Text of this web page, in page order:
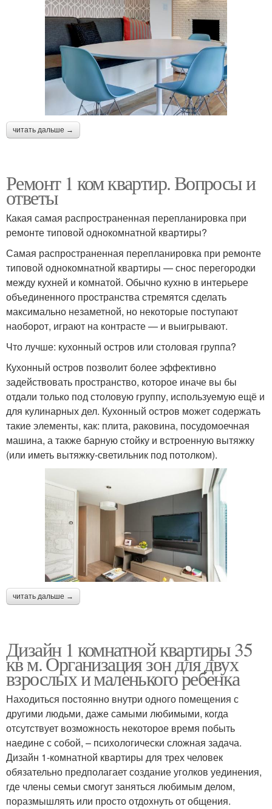
читать дальше →
Ремонт 1 ком квартир. Вопросы и
ответы
Какая самая распространенная перепланировка при
ремонте типовой однокомнатной квартиры?
Самая распространенная перепланировка при ремонте
типовой однокомнатной квартиры — снос перегородки
между кухней и комнатой. Обычно кухню в интерьере
объединенного пространства стремятся сделать
максимально незаметной, но некоторые поступают
наоборот, играют на контрасте — и выигрывают.
Что лучше: кухонный остров или столовая группа?
Кухонный остров позволит более эффективно
задействовать пространство, которое иначе вы бы
отдали только под столовую группу, используемую ещё и
для кулинарных дел. Кухонный остров может содержать
такие элементы, как: плита, раковина, посудомоечная
машина, а также барную стойку и встроенную вытяжку
(или иметь вытяжку-светильник под потолком).
читать дальше →
Дизайн 1 комнатной квартиры 35
кв м. Организация зон для двух
взрослых и маленького ребенка
Находиться постоянно внутри одного помещения с
другими людьми, даже самыми любимыми, когда
отсутствует возможность некоторое время побыть
наедине с собой, – психологически сложная задача.
Дизайн 1-комнатной квартиры для трех человек
обязательно предполагает создание уголков уединения,
где члены семьи смогут заняться любимым делом,
поразмышлять или просто отдохнуть от общения.